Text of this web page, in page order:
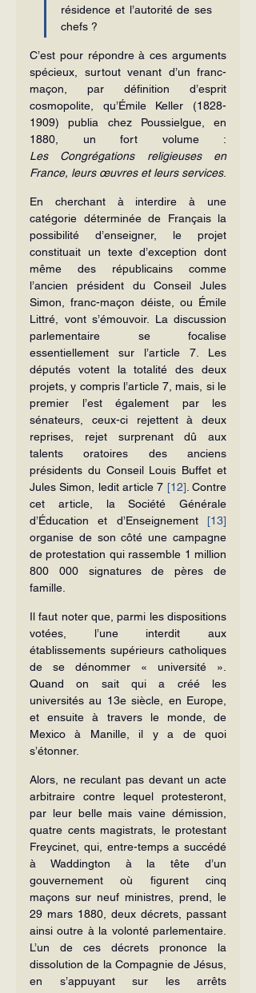
résidence et l’autorité de ses
chefs ?
C’est pour répondre à ces arguments
spécieux, surtout venant d’un franc-
maçon, par définition d’esprit
cosmopolite, qu’Émile Keller (1828-
1909) publia chez Poussielgue, en
Les
Congrégations religieuses en
France, leurs œuvres et leurs services.
En cherchant à interdire à une
catégorie déterminée de Français la
possibilité d’enseigner, le projet
constituait un texte d’exception dont
même des républicains comme
l’ancien président du Conseil Jules
Simon, franc-maçon déiste, ou Émile
Littré, vont s’émouvoir. La discussion
parlementaire se focalise
essentiellement sur l’article 7. Les
députés votent la totalité des deux
projets, y compris l’article 7, mais, si le
premier l’est également par les
sénateurs, ceux-ci rejettent à deux
reprises, rejet surprenant dû aux
talents oratoires des anciens
présidents du Conseil Louis Buffet et
Jules Simon, ledit article 7 [12] . Contre
cet article, la Société Générale
d’Éducation et d’Enseignement [13]
organise de son côté une campagne
de protestation qui rassemble 1 million
800 000 signatures de pères de
famille.
Il faut noter que, parmi les dispositions
votées, l’une interdit aux
établissements supérieurs catholiques
de se dénommer « université ».
Quand on sait qui a créé les
universités au 13e siècle, en Europe,
et ensuite à travers le monde, de
Mexico à Manille, il y a de quoi
s’étonner.
Alors, ne reculant pas devant un acte
arbitraire contre lequel protesteront,
par leur belle mais vaine démission,
quatre cents magistrats, le protestant
Freycinet, qui, entre-temps a succédé
à Waddington à la tête d’un
gouvernement où figurent cinq
maçons sur neuf ministres, prend, le
29 mars 1880, deux décrets, passant
ainsi outre à la volonté parlementaire.
L’un de ces décrets prononce la
dissolution de la Compagnie de Jésus,
en s’appuyant sur les arrêts